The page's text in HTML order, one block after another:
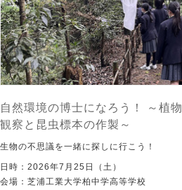
自然環境の博士になろう！ ～植物
観察と昆虫標本の作製～
生物の不思議を一緒に探しに行こう！
日時：2026年7月25日（土）
会場：芝浦工業大学柏中学高等学校